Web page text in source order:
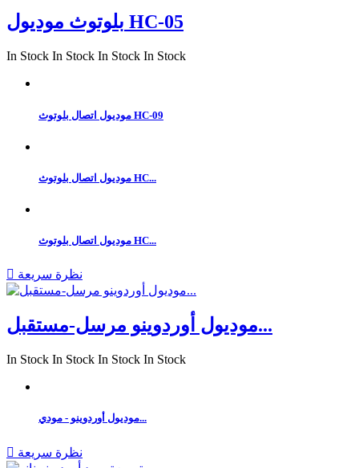
بلوتوث موديول HC-05
In Stock In Stock In Stock In Stock
موديول اتصال بلوتوث HC-09
موديول اتصال بلوتوث HC...
موديول اتصال بلوتوث HC...
 نظرة سريعة
موديول أوردوينو مرسل-مستقبل...
In Stock In Stock In Stock In Stock
موديول أوردوينو - مودي...
 نظرة سريعة